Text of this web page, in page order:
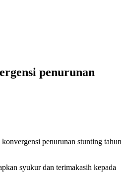
penurunan
penurunan stunting tahun
syukur dan terimakasih kepada